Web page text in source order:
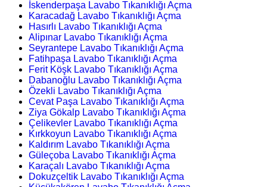
İskenderpaşa Lavabo Tıkanıklığı Açma
Karacadağ Lavabo Tıkanıklığı Açma
Hasırlı Lavabo Tıkanıklığı Açma
Alipınar Lavabo Tıkanıklığı Açma
Seyrantepe Lavabo Tıkanıklığı Açma
Fatihpaşa Lavabo Tıkanıklığı Açma
Ferit Köşk Lavabo Tıkanıklığı Açma
Dabanoğlu Lavabo Tıkanıklığı Açma
Özekli Lavabo Tıkanıklığı Açma
Cevat Paşa Lavabo Tıkanıklığı Açma
Ziya Gökalp Lavabo Tıkanıklığı Açma
Çelikevler Lavabo Tıkanıklığı Açma
Kırkkoyun Lavabo Tıkanıklığı Açma
Kaldırım Lavabo Tıkanıklığı Açma
Güleçoba Lavabo Tıkanıklığı Açma
Karaçalı Lavabo Tıkanıklığı Açma
Dokuzçeltik Lavabo Tıkanıklığı Açma